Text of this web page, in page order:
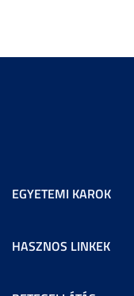
EGYETEMI KAROK
HASZNOS LINKEK